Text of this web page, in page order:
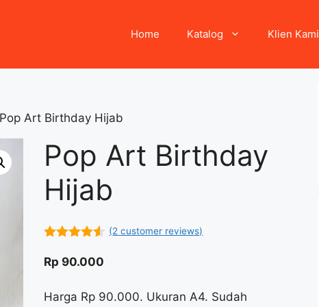
Home Katalog Klien Kami
Art Birthday Hijab
Pop Art Birthday
Hijab
of 5
(2 customer reviews)
Rp 90.000
Harga Rp 90.000. Ukuran A4. Sudah